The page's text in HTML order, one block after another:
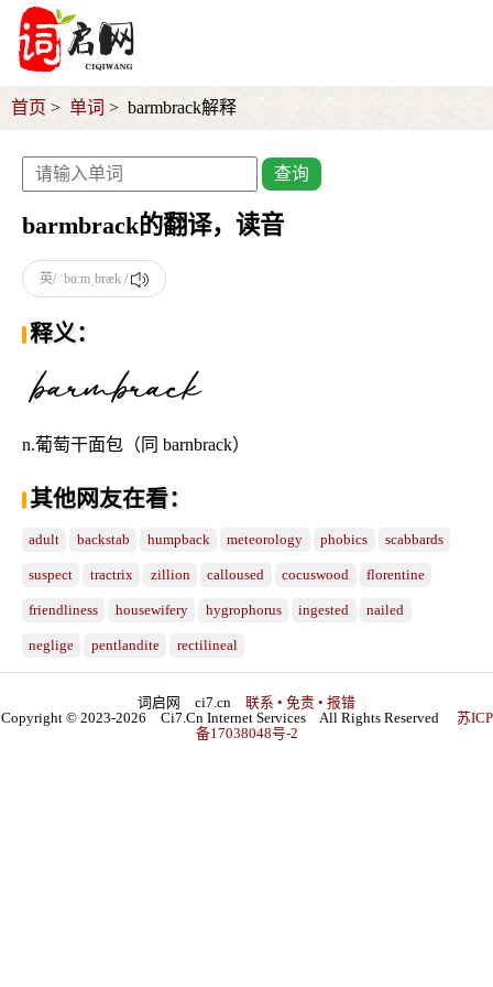
首页 单词 barmbrack解释
查询
barmbrack的翻译，读音
英/ ˈbɑːmˌbræk /
释义：
n.葡萄干面包（同 barnbrack）
其他网友在看：
adult backstab humpback meteorology phobics scabbards
suspect tractrix zillion calloused cocuswood florentine
friendliness housewifery hygrophorus ingested nailed
neglige pentlandite rectilineal
词启网 ci7.cn 联系 • 免责 • 报错
Copyright © 2023-2026 Ci7.Cn Internet Services All Rights Reserved
苏ICP
备17038048号-2